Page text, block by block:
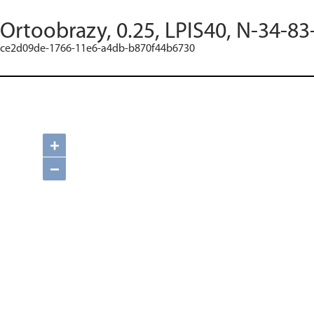
Ortoobrazy, 0.25, LPIS40, N-34-
ce2d09de-1766-11e6-a4db-b870f44b6730
+
−